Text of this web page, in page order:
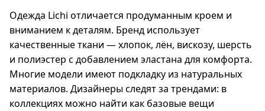
Одежда Lichi отличается продуманным кроем и
вниманием к деталям. Бренд использует
качественные ткани — хлопок, лён, вискозу, шерсть
и полиэстер с добавлением эластана для комфорта.
Многие модели имеют подкладку из натуральных
материалов. Дизайнеры следят за трендами: в
коллекциях можно найти как базовые вещи